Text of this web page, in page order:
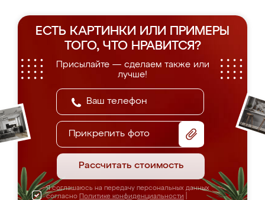
ЕСТЬ КАРТИНКИ ИЛИ ПРИМЕРЫ
ТОГО, ЧТО НРАВИТСЯ?
Присылайте — сделаем также или
лучше!
Прикрепить фото
Рассчитать стоимость
Я соглашаюсь на передачу персональных данных
согласно Политике конфиденциальности